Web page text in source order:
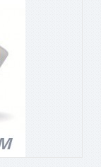
кредит
частями»
и т.
в счет
от суммы